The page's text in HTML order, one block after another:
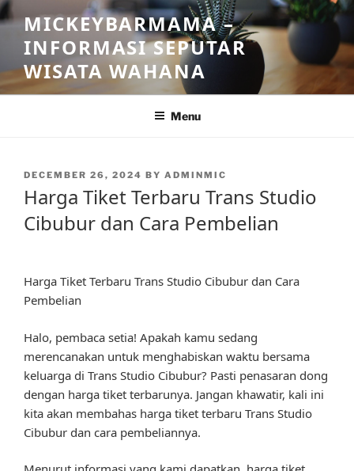
Skip
to
content
MICKEYBARMAMA –
INFORMASI SEPUTAR
WISATA WAHANA
Menu
POSTED
DECEMBER 26, 2024 BY ADMINMIC
Harga Tiket Terbaru Trans Studio
Cibubur dan Cara Pembelian
Harga Tiket Terbaru Trans Studio Cibubur dan Cara
Pembelian
Halo, pembaca setia! Apakah kamu sedang
merencanakan untuk menghabiskan waktu bersama
keluarga di Trans Studio Cibubur? Pasti penasaran dong
dengan harga tiket terbarunya. Jangan khawatir, kali ini
kita akan membahas harga tiket terbaru Trans Studio
Cibubur dan cara pembeliannya.